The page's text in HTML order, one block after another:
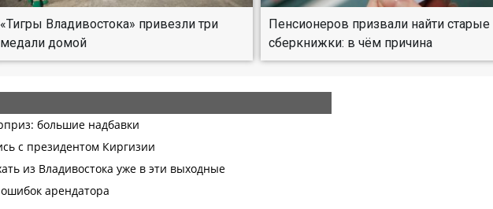
«Тигры Владивостока» привезли три
медали домой
Пенсионеров призвали найти старые
сберкнижки: в чём причина